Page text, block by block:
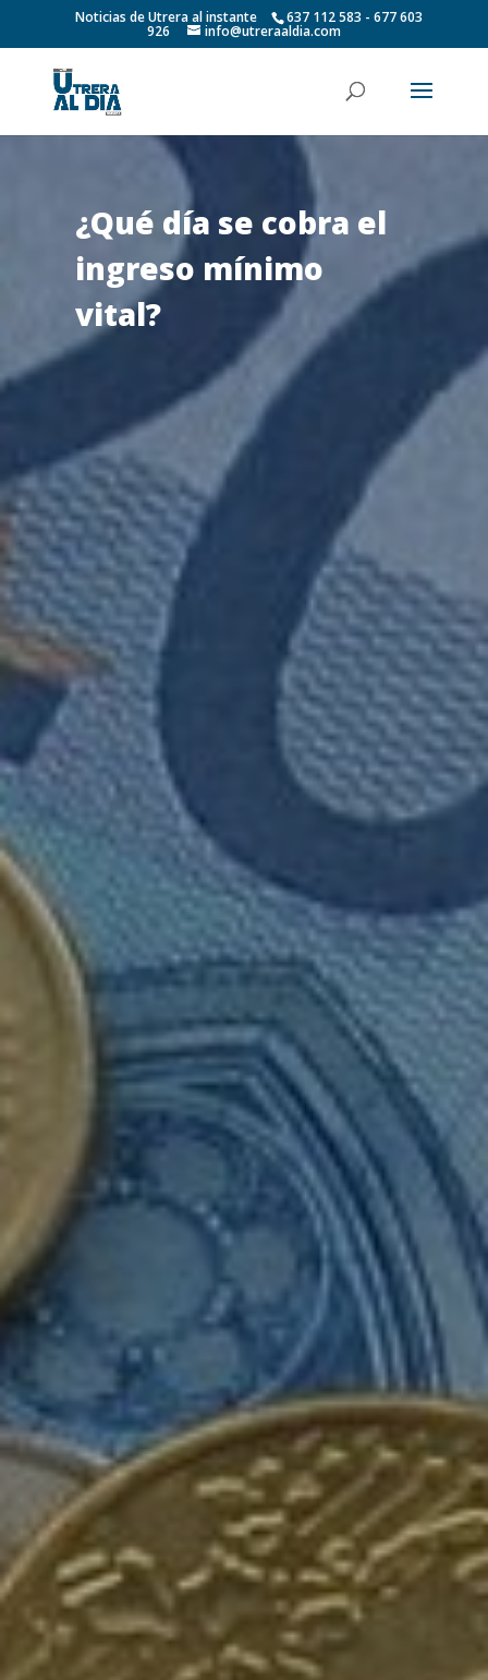
Noticias de Utrera al instante 637 112 583 - 677 603
926 info@utreraaldia.com
¿Qué día se cobra el
ingreso mínimo
vital?